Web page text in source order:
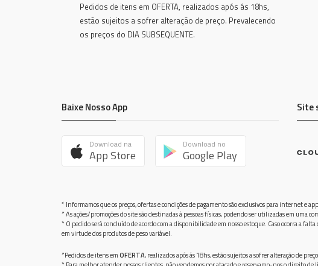
Pedidos de itens em OFERTA, realizados após ás 18hs,
estão sujeitos a sofrer alteração de preço. Prevalecendo
os preços do DIA SUBSEQUENTE.
Baixe Nosso App
Download na
App Store
Download no
Google Play
Site
* Informamos que os preços, ofertas e condições de pagamento são exclusivos para internet e
* As ações/promoções do site são destinadas à pessoas físicas, podendo ser utilizadas em uma
* O pedido será concluído de acordo com a disponibilidade em nosso estoque. Caso ocorra a
em virtude dos produtos de peso variável.
*Pedidos de itens emOFERTA, realizados após ás 18hs, estão sujeitos a sofrer alteração de